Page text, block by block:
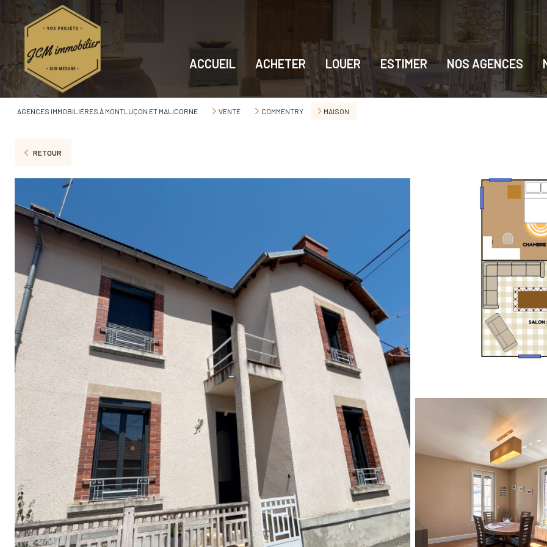
ACCUEIL ACHETER LOUER ESTIMER NOS AGENCES
AGENCES IMMOBILIÉRES À MONTLUÇON ET MALICORNE VENTE COMMENTRY MAISON
RETOUR